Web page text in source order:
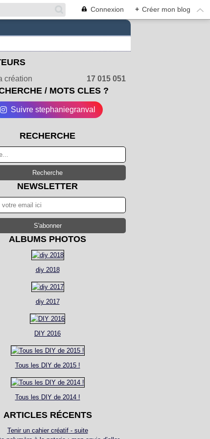
Connexion + Créer mon blog
création 17 015 051
/ MOTS CLES ?
Suivre stephaniegranval
RECHERCHE
NEWSLETTER
ALBUMS PHOTOS
diy 2018
diy 2017
DIY 2016
Tous les DIY de 2015 !
Tous les DIY de 2014 !
ARTICLES RÉCENTS
Tenir un cahier créatif - suite